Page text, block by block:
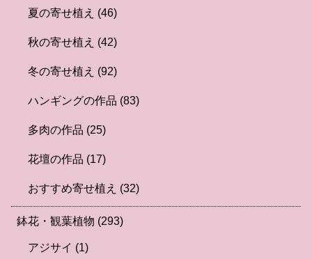
夏の寄せ植え (46)
秋の寄せ植え (42)
冬の寄せ植え (92)
ハンギングの作品 (83)
多肉の作品 (25)
花壇の作品 (17)
おすすめ寄せ植え (32)
鉢花・観葉植物 (293)
アジサイ (1)